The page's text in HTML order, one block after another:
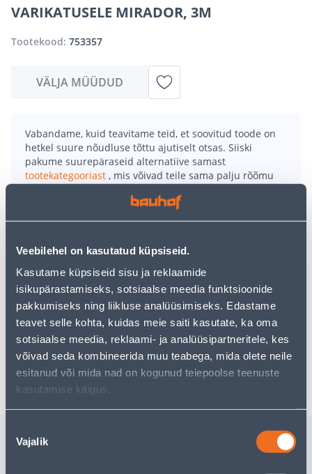
Veebilehel on kasutatud küpsiseid.
Kasutame küpsiseid sisu ja reklaamide
isikupärastamiseks, sotsiaalse meedia funktsioonide
pakkumiseks ning liikluse analüüsimiseks. Edastame
teavet selle kohta, kuidas meie saiti kasutate, ka oma
sotsiaalse meedia, reklaami- ja analüüsipartneritele, kes
võivad seda kombineerida muu teabega, mida olete neile
esitanud või mida nad on kogunud teiepoolse teenuste
kasutamise käigus.
valik
Vajalik
VARIKATUSELE MIRADOR, 3M
Tootekood: 753357
VÄLJA MÜÜDUD
Vabandame, kuid teavitame teid, et soovitud toode on
hetkel suure nõudluse tõttu ajutiselt otsas. Siiski
pakume suurepäraseid alternatiive samast
tootekategooriast , mis võivad teile sama palju rõõmu
Teie ostlemisrõõm ei pea aga siin lõppema - oma
veelgi meelepärasemad valikuid. Head ostlemist!
• 14-päevane tagastusõigus.
• HANKIJA LAOST TELLITAV TOODE
Sarnased tooted